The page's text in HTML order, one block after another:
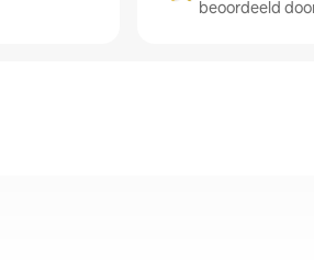
beoordeeld